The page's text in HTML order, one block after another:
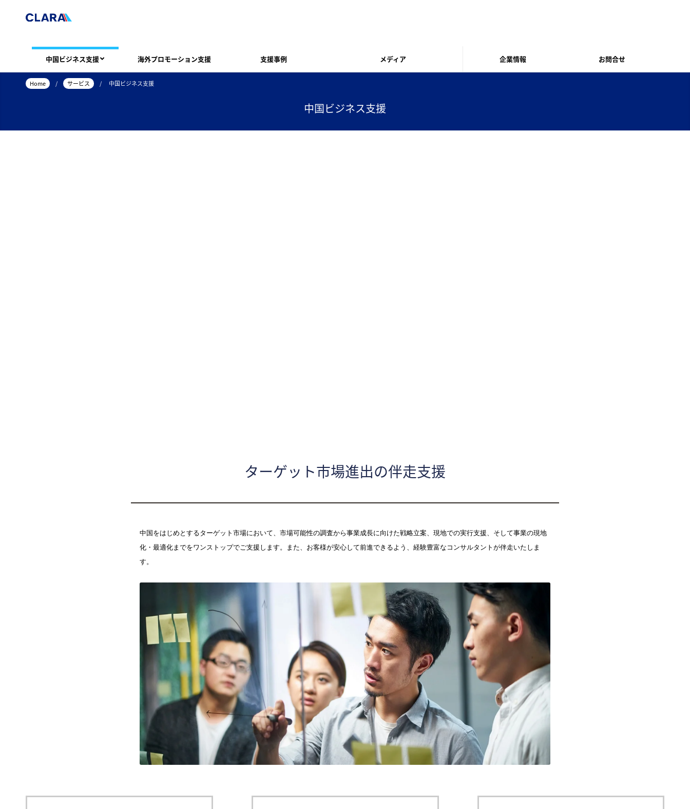
中国ビジネス支援 海外プロモーション支援 支援事例 メディア 企業情報 お問合せ
Home / サービス / 中国ビジネス支援
中国ビジネス支援
ターゲット市場進出の伴走支援
中国をはじめとするターゲット市場において、市場可能性の調査から事業成長に向けた戦略立案、現地での実行支援、そして事業の現地
化・最適化までをワンストップでご支援します。また、お客様が安心して前進できるよう、経験豊富なコンサルタントが伴走いたしま
す。